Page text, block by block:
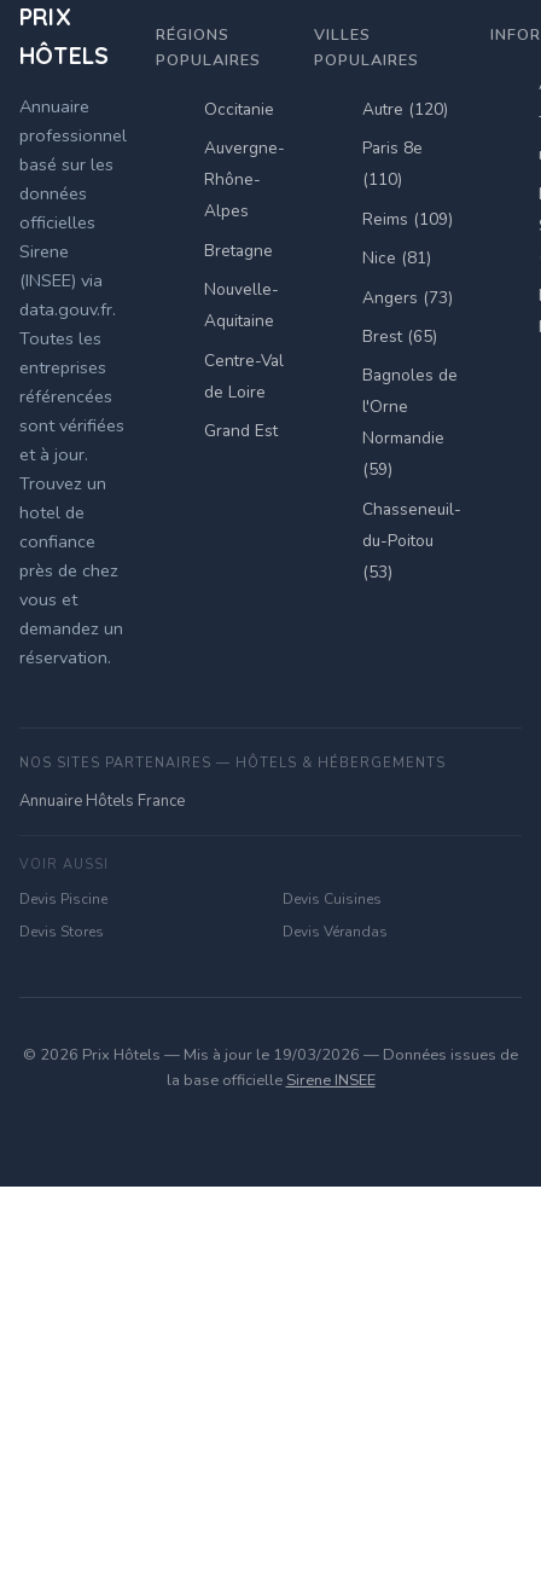
PRIX
HÔTELS
Annuaire
professionnel
basé sur les
données
officielles
Sirene
(INSEE) via
data.gouv.fr.
Toutes les
entreprises
référencées
sont vérifiées
et à jour.
Trouvez un
hotel de
confiance
près de chez
vous et
demandez un
réservation.
RÉGIONS
POPULAIRES
Occitanie
Auvergne-
Rhône-
Alpes
Bretagne
Nouvelle-
Aquitaine
Centre-Val
de Loire
Grand Est
VILLES
POPULAIRES
Autre (120)
Paris 8e
(110)
Reims (109)
Nice (81)
Angers (73)
Brest (65)
Bagnoles de
l'Orne
Normandie
(59)
Chasseneuil-
du-Poitou
(53)
NOS SITES PARTENAIRES — HÔTELS & HÉBERGEMENTS
Annuaire Hôtels France
VOIR AUSSI
Devis Piscine
Devis Cuisines
Devis Stores
Devis Vérandas
© 2026 Prix Hôtels — Mis à jour le 19/03/2026 — Données issues de
la base officielle Sirene INSEE